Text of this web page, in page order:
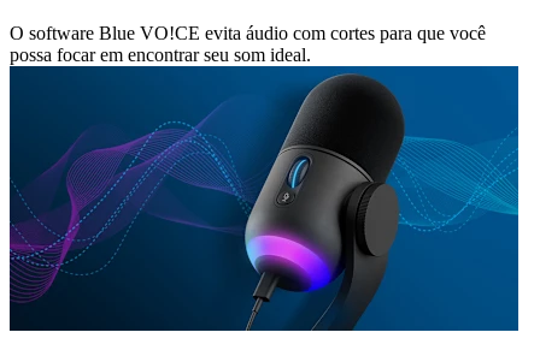
O software Blue VO!CE evita áudio com cortes para que você
possa focar em encontrar seu som ideal.